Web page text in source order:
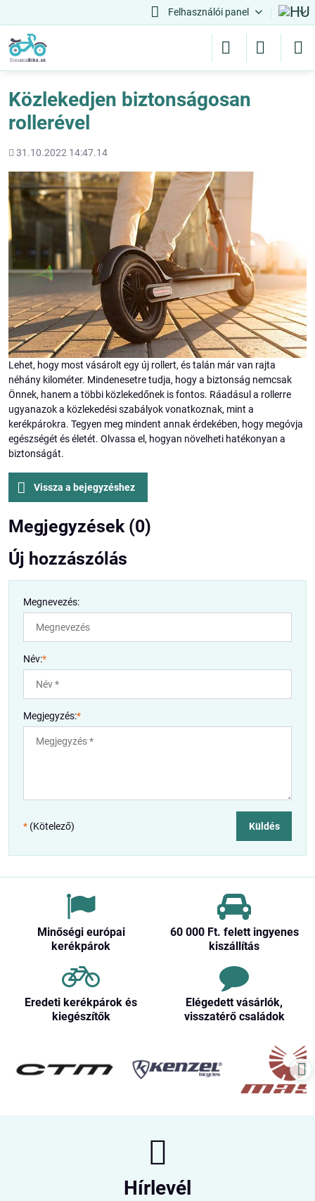
Felhasználói panel
Közlekedjen biztonságosan
rollerével
Hozááadott
31.10.2022 14:47.14
Lehet, hogy most vásárolt egy új rollert, és talán már van rajta
néhány kilométer. Mindenesetre tudja, hogy a biztonság nemcsak
Önnek, hanem a többi közlekedőnek is fontos. Ráadásul a rollerre
ugyanazok a közlekedési szabályok vonatkoznak, mint a
kerékpárokra. Tegyen meg mindent annak érdekében, hogy megóvja
egészségét és életét. Olvassa el, hogyan növelheti hatékonyan a
biztonságát.
Vissza a bejegyzéshez
Megjegyzések (0)
Új hozzászólás
Megnevezés:
Név:*
Megjegyzés:*
* (Kötelező) Küldés
Minőségi európai
kerékpárok
60 000 Ft​. felett ingyenes
kiszállítás
Eredeti kerékpárok és
kiegészítők
Elégedett vásárlók,
visszatérő családok
Hírlevél